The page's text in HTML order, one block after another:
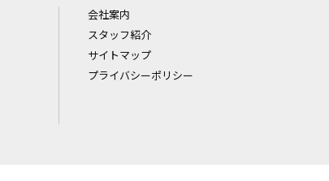
会社案内
スタッフ紹介
サイトマップ
プライバシーポリシー